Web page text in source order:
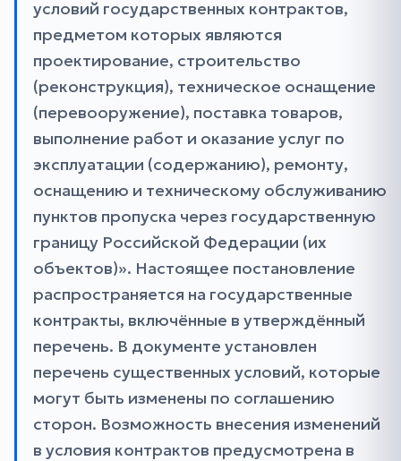
условий государственных контрактов,
предметом которых являются
проектирование, строительство
(реконструкция), техническое оснащение
(перевооружение), поставка товаров,
выполнение работ и оказание услуг по
эксплуатации (содержанию), ремонту,
оснащению и техническому обслуживанию
пунктов пропуска через государственную
границу Российской Федерации (их
объектов)». Настоящее постановление
распространяется на государственные
контракты, включённые в утверждённый
перечень. В документе установлен
перечень существенных условий, которые
могут быть изменены по соглашению
сторон. Возможность внесения изменений
в условия контрактов предусмотрена в